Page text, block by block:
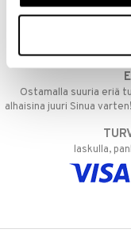
Ennen kello 13.00
Ostamalla suuria eriä
alhaisina juuri Sinua
laskulla,